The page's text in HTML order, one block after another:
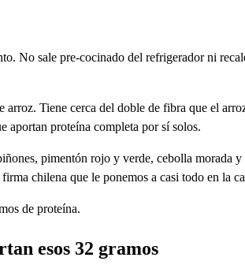
No sale pre-cocinado del refrigerador ni
arroz. Tiene cerca del doble de fibra que el
aportan proteína completa por sí solos.
pimentón rojo y verde, cebolla morada
chilena que le ponemos a casi todo en la
de proteína.
esos 32 gramos